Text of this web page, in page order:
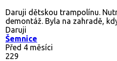
Daruji dětskou trampolínu.
demontáž. Byla na zahradě,
Daruji
Šemnice
Před 4 měsíci
229